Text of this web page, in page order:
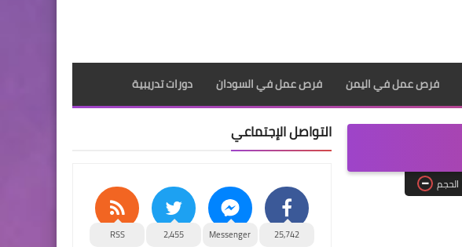
فرص عمل في اليمن فرص عمل في السودان دورات تدريبية
الحجم
التواصل الإجتماعي
25,742
Messenger
2,455
RSS